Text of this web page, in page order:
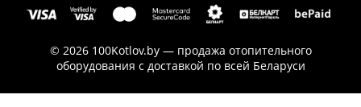
© 2026 100Kotlov.by — продажа отопительного
оборудования с доставкой по всей Беларуси